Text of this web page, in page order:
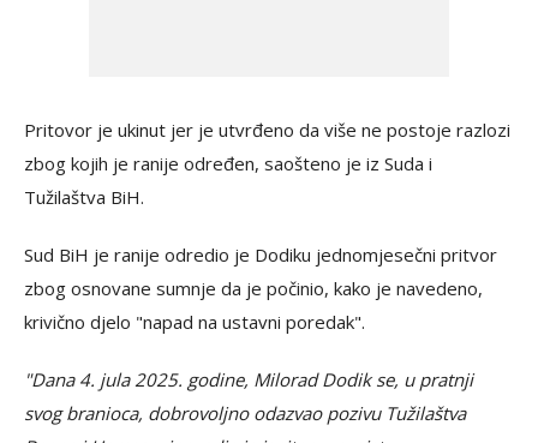
Pritovor je ukinut jer je utvrđeno da više ne postoje razlozi
zbog kojih je ranije određen, saošteno je iz Suda i
Tužilaštva BiH.
Sud BiH je ranije odredio je Dodiku jednomjesečni pritvor
zbog osnovane sumnje da je počinio, kako je navedeno,
krivično djelo "napad na ustavni poredak".
"Dana 4. jula 2025. godine, Milorad Dodik se, u pratnji
svog branioca, dobrovoljno odazvao pozivu Tužilaštva